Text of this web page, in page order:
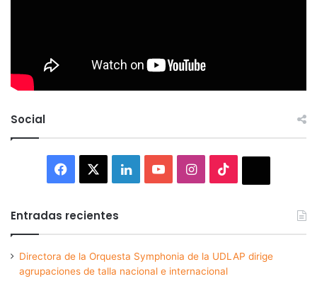
Social
Facebook LinkedInYouTubeInstagram
Entradas recientes
Directora de la Orquesta Symphonia de la UDLAP dirige
agrupaciones de talla nacional e internacional